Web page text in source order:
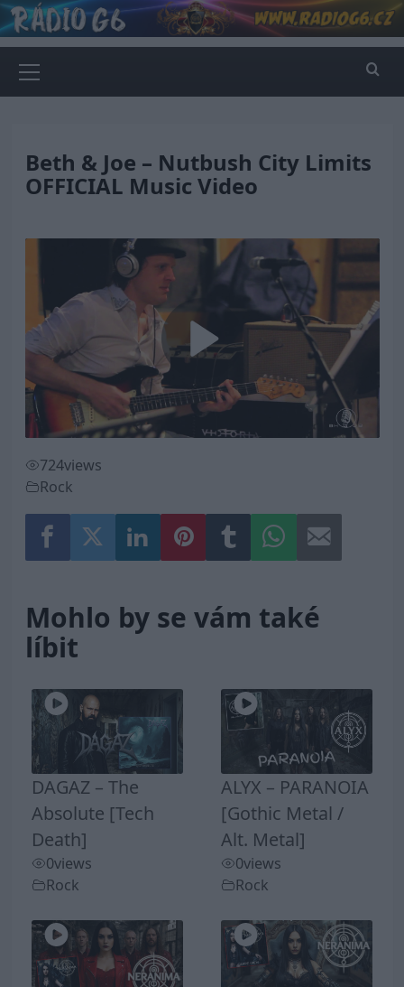
Skip
to
content
Menu
Beth & Joe – Nutbush City Limits
OFFICIAL Music Video
Play
Video
724views
Rock
Mohlo by se vám také
líbit
DAGAZ – The
Absolute [Tech
Death]
0views
Rock
ALYX – PARANOIA
[Gothic Metal /
Alt. Metal]
0views
Rock